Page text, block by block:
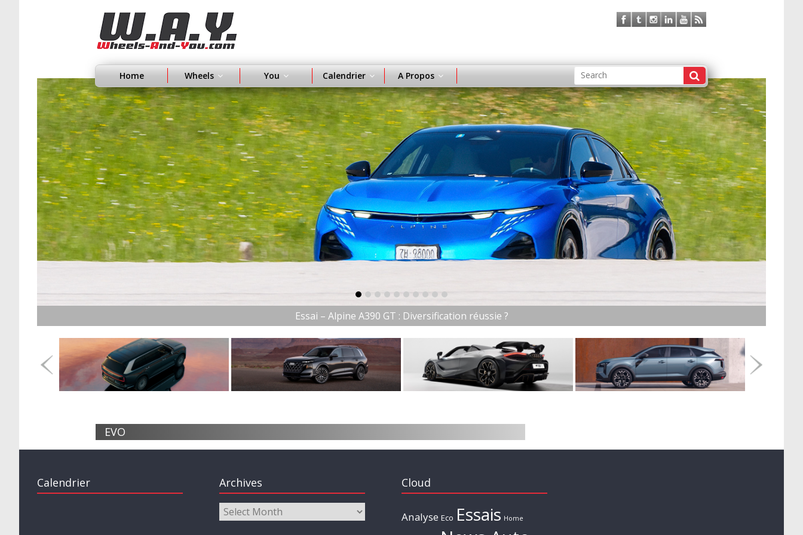
Home Wheels You Calendrier A Propos
Essai – Alpine A390 GT : Diversification réussie ?
item-0
item-1
item-2
item-3
item-4
item-5
item-6
item-7
item-8
EVO
Calendrier Archives Cloud
Analyse Eco Essais Home